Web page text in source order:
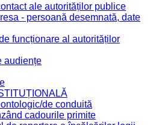
ale autorităților publice
- persoană desemnată, date
funcționare al autorităților
audiențe
de conduită
cadourile primite